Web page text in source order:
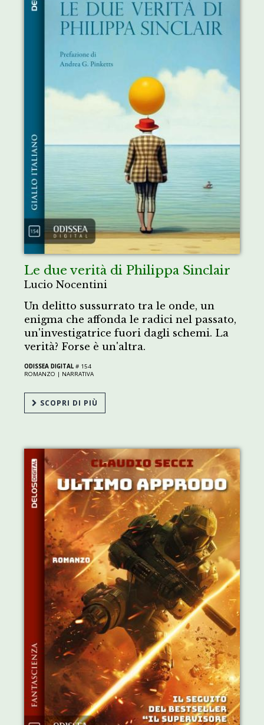
Le due verità di Philippa Sinclair
Lucio Nocentini
Un delitto sussurrato tra le onde, un
enigma che affonda le radici nel passato,
un'investigatrice fuori dagli schemi. La
verità? Forse è un'altra.
ODISSEA DIGITAL # 154
ROMANZO | NARRATIVA
SCOPRI DI PIÙ